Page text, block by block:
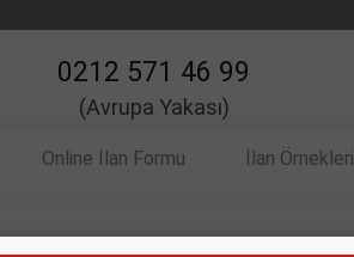
0212 571 46 99
(Avrupa Yakası)
Online İlan Formu İlan Örnekleri